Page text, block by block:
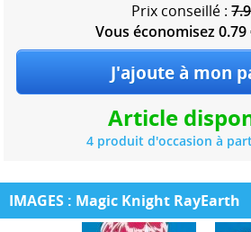
Prix conseillé :
Vous économisez 0.79
Article
4 produit d'occasion à
IMAGES : Magic Knight RayEarth